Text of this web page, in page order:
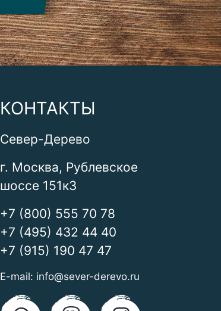
КОНТАКТЫ
Север-Дерево
г. Москва, Рублевское
шоссе 151к3
+7 (800) 555 70 78
+7 (495) 432 44 40
+7 (915) 190 47 47
E-mail: info@sever-derevo.ru